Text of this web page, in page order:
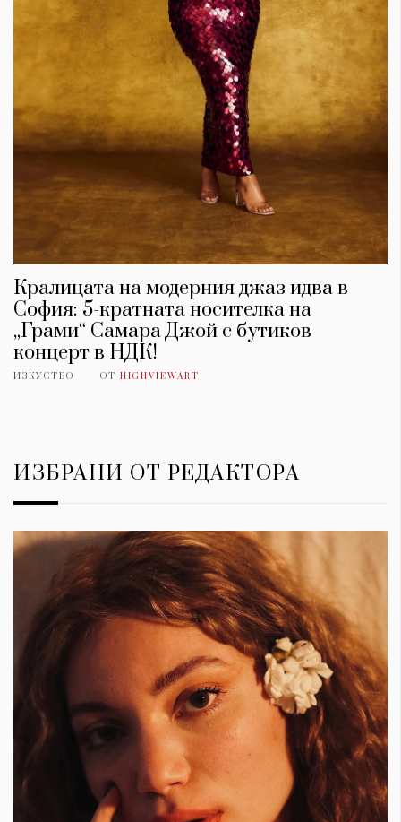
Кралицата на модерния джаз идва в
София: 5-кратната носителка на
„Грами“ Самара Джой с бутиков
концерт в НДК!
ИЗКУСТВО ОТ HIGHVIEWART
ИЗБРАНИ ОТ РЕДАКТОРА